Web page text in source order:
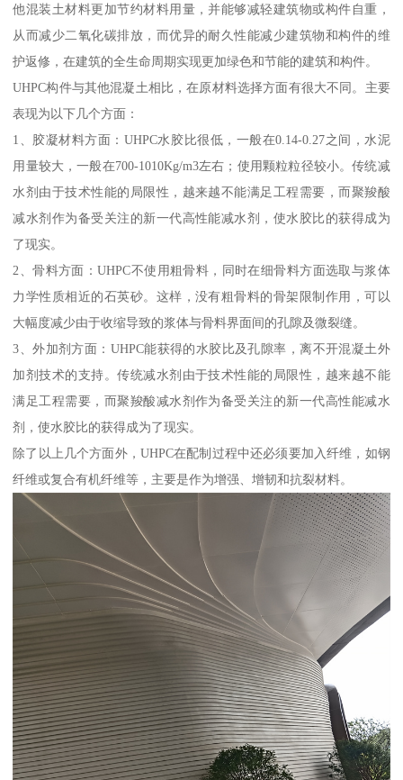
他混装土材料更加节约材料用量，并能够减轻建筑物或构件自重，
从而减少二氧化碳排放，而优异的耐久性能减少建筑物和构件的维
护返修，在建筑的全生命周期实现更加绿色和节能的建筑和构件。
UHPC构件与其他混凝土相比，在原材料选择方面有很大不同。主要
表现为以下几个方面：
1、胶凝材料方面：UHPC水胶比很低，一般在0.14-0.27之间，水泥
用量较大，一般在700-1010Kg/m3左右；使用颗粒粒径较小。传统减
水剂由于技术性能的局限性，越来越不能满足工程需要，而聚羧酸
减水剂作为备受关注的新一代高性能减水剂，使水胶比的获得成为
了现实。
2、骨料方面：UHPC不使用粗骨料，同时在细骨料方面选取与浆体
力学性质相近的石英砂。这样，没有粗骨料的骨架限制作用，可以
大幅度减少由于收缩导致的浆体与骨料界面间的孔隙及微裂缝。
3、外加剂方面：UHPC能获得的水胶比及孔隙率，离不开混凝土外
加剂技术的支持。传统减水剂由于技术性能的局限性，越来越不能
满足工程需要，而聚羧酸减水剂作为备受关注的新一代高性能减水
剂，使水胶比的获得成为了现实。
除了以上几个方面外，UHPC在配制过程中还必须要加入纤维，如钢
纤维或复合有机纤维等，主要是作为增强、增韧和抗裂材料。